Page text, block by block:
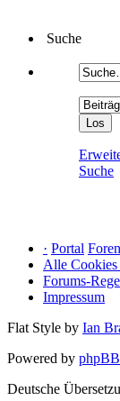
Suche
Suche
· Portal
Alle Cookies
Forums-
Impressum
Flat Style by Ian
Powered by phpBB
Deutsche